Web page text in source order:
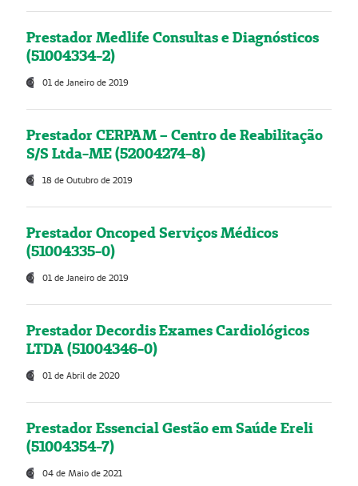
Prestador Medlife Consultas e Diagnósticos
(51004334-2)
01 de Janeiro de 2019
Prestador CERPAM – Centro de Reabilitação
S/S Ltda-ME (52004274-8)
18 de Outubro de 2019
Prestador Oncoped Serviços Médicos
(51004335-0)
01 de Janeiro de 2019
Prestador Decordis Exames Cardiológicos
LTDA (51004346-0)
01 de Abril de 2020
Prestador Essencial Gestão em Saúde Ereli
(51004354-7)
04 de Maio de 2021